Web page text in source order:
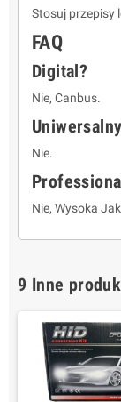
Stosuj przepisy
FAQ
Digital?
Nie, Canbus.
Nie.
Nie, Wysoka
9 Inne